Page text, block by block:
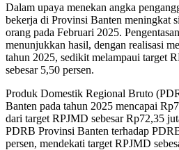
Dalam upaya menekan angka
bekerja di Provinsi Banten meningkat
orang pada Februari 2025.
menunjukkan hasil, dengan realisasi
tahun 2025, sedikit melampaui target
sebesar 5,50 persen.
Produk Domestik Regional Bruto
Banten pada tahun 2025 mencapai
dari target RPJMD sebesar Rp72,35
PDRB Provinsi Banten terhadap
persen, mendekati target RPJMD